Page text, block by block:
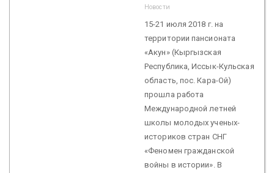
Новости
15-21 июля 2018 г. на
территории пансионата
«Акун» (Кыргызская
Республика, Иссык-Кульская
область, пос. Кара-Ой)
прошла работа
Международной летней
школы молодых ученых-
историков стран СНГ
«Феномен гражданской
войны в истории». В